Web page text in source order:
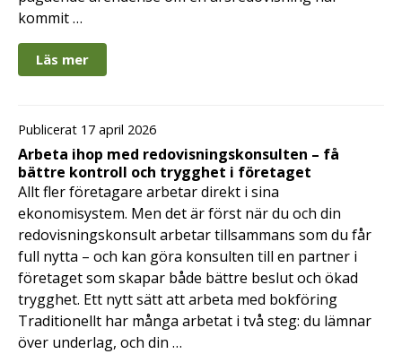
kommit …
Läs mer
Publicerat 17 april 2026
Arbeta ihop med redovisningskonsulten – få
bättre kontroll och trygghet i företaget
Allt fler företagare arbetar direkt i sina
ekonomisystem. Men det är först när du och din
redovisningskonsult arbetar tillsammans som du får
full nytta – och kan göra konsulten till en partner i
företaget som skapar både bättre beslut och ökad
trygghet. Ett nytt sätt att arbeta med bokföring
Traditionellt har många arbetat i två steg: du lämnar
över underlag, och din …